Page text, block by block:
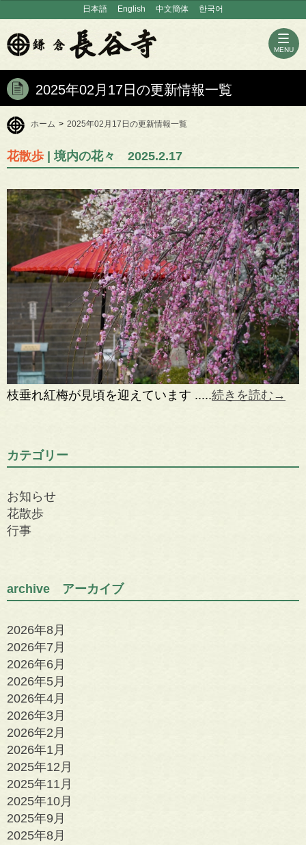
日本語 English 中文簡体 한국어
MENU
2025年02月17日の更新情報一覧
ホーム > 2025年02月17日の更新情報一覧
花散歩 | 境内の花々 2025.2.17
枝垂れ紅梅が見頃を迎えています .....続きを読む→
カテゴリー
お知らせ
花散歩
行事
archive アーカイブ
2026年8月
2026年7月
2026年6月
2026年5月
2026年4月
2026年3月
2026年2月
2026年1月
2025年12月
2025年11月
2025年10月
2025年9月
2025年8月